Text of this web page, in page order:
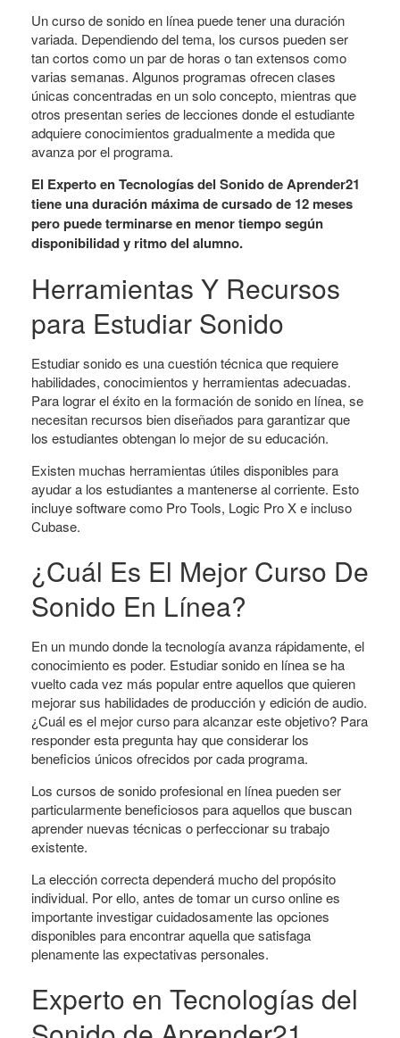
Un curso de sonido en línea puede tener una duración
variada. Dependiendo del tema, los cursos pueden ser
tan cortos como un par de horas o tan extensos como
varias semanas. Algunos programas ofrecen clases
únicas concentradas en un solo concepto, mientras que
otros presentan series de lecciones donde el estudiante
adquiere conocimientos gradualmente a medida que
avanza por el programa.
El Experto en Tecnologías del Sonido de Aprender21
tiene una duración máxima de cursado de 12 meses
pero puede terminarse en menor tiempo según
disponibilidad y ritmo del alumno.
Herramientas Y Recursos
para Estudiar Sonido
Estudiar sonido es una cuestión técnica que requiere
habilidades, conocimientos y herramientas adecuadas.
Para lograr el éxito en la formación de sonido en línea, se
necesitan recursos bien diseñados para garantizar que
los estudiantes obtengan lo mejor de su educación.
Existen muchas herramientas útiles disponibles para
ayudar a los estudiantes a mantenerse al corriente. Esto
incluye software como Pro Tools, Logic Pro X e incluso
Cubase.
¿Cuál Es El Mejor Curso De
Sonido En Línea?
En un mundo donde la tecnología avanza rápidamente, el
conocimiento es poder. Estudiar sonido en línea se ha
vuelto cada vez más popular entre aquellos que quieren
mejorar sus habilidades de producción y edición de audio.
¿Cuál es el mejor curso para alcanzar este objetivo? Para
responder esta pregunta hay que considerar los
beneficios únicos ofrecidos por cada programa.
Los cursos de sonido profesional en línea pueden ser
particularmente beneficiosos para aquellos que buscan
aprender nuevas técnicas o perfeccionar su trabajo
existente.
La elección correcta dependerá mucho del propósito
individual. Por ello, antes de tomar un curso online es
importante investigar cuidadosamente las opciones
disponibles para encontrar aquella que satisfaga
plenamente las expectativas personales.
Experto en Tecnologías del